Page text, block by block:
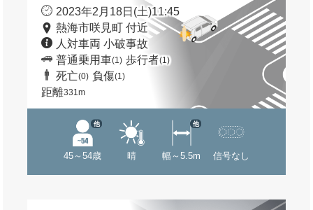
2023年2月18日(土)11:45
熱海市咲見町 付近
人対車両 小破事故
普通乗用車(1) 歩行者(1)
死亡(0) 負傷(1)
距離331m
45～54歳
他
晴 幅～5.5m
他
信号なし